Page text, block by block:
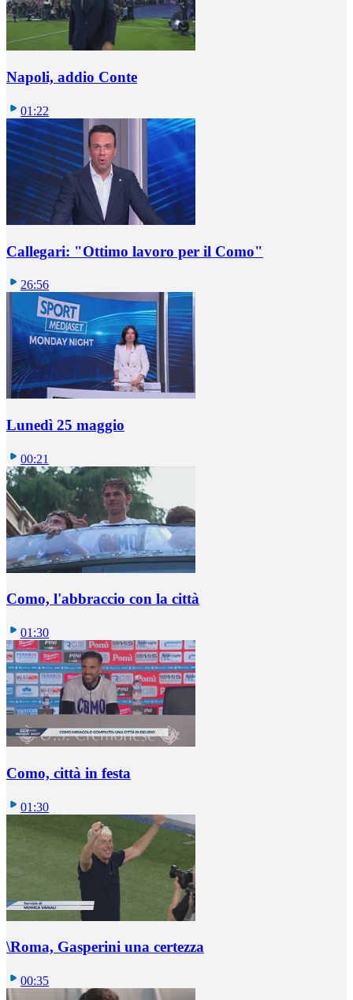
Napoli, addio Conte
01:22
Callegari: "Ottimo lavoro per il Como"
26:56
Lunedì 25 maggio
00:21
Como, l'abbraccio con la città
01:30
Como, città in festa
01:30
\Roma, Gasperini una certezza
00:35